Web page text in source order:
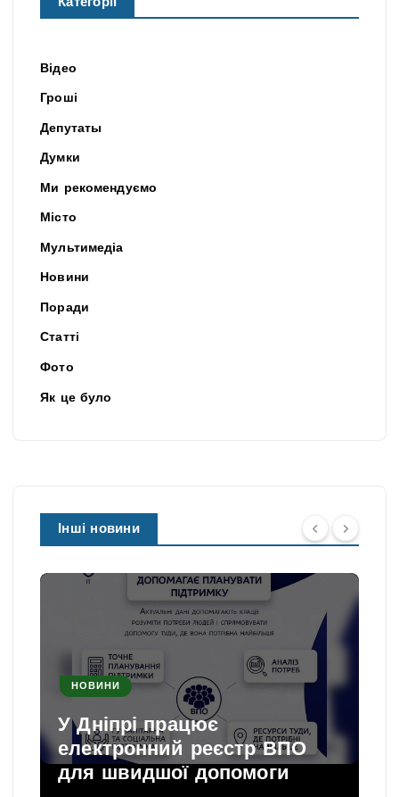
Категорії
Відео
Гроші
Депутаты
Думки
Ми рекомендуємо
Місто
Мультимедіа
Новини
Поради
Статті
Фото
Як це було
Інші новини
НОВИНИ
У Дніпрі працює
електронний реєстр ВПО
для швидшої допомоги